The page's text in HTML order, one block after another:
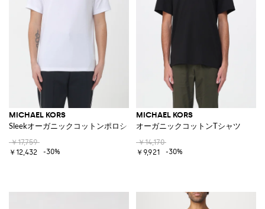
MICHAEL KORS
Sleekオーガニックコットンポロシャツ
￥17,759
￥12,432
-30%
MICHAEL KORS
オーガニックコットンTシャツ
￥14,170
￥9,921
-30%